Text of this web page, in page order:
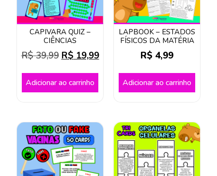
CAPIVARA QUIZ –
CIÊNCIAS
R$39,99 R$ 19,99
Adicionar ao carrinho
LAPBOOK – ESTADOS
FÍSICOS DA MATÉRIA
R$ 4,99
Adicionar ao carrinho